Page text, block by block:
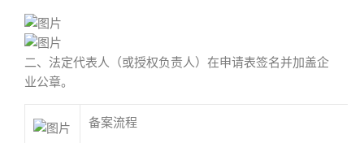
二、法定代表人（或授权负责人）在申请表签名并加盖企
业公章。
备案流程